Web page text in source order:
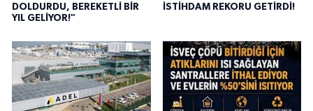
DOLDURDU, BEREKETLİ BİR
YIL GELİYOR!"
İSTİHDAM REKORU GETİRDİ!